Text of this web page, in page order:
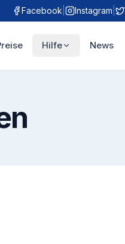
Facebook Instagram
Hilfe News